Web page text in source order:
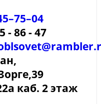
- 86 - 47
каб. 2 этаж